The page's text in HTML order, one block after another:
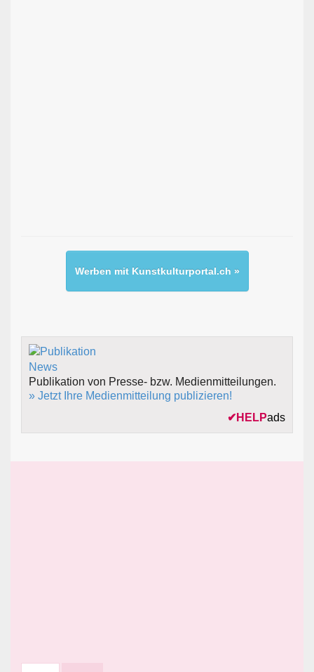
Werben mit Kunstkulturportal.ch »
Publikation von Presse- bzw. Medienmitteilungen.
» Jetzt Ihre Medienmitteilung publizieren!
✔ HELPads